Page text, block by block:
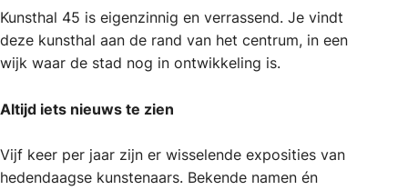
Kunsthal 45 is eigenzinnig en verrassend. Je vindt
deze kunsthal aan de rand van het centrum, in een
wijk waar de stad nog in ontwikkeling is.
Altijd iets nieuws te zien
Vijf keer per jaar zijn er wisselende exposities van
hedendaagse kunstenaars. Bekende namen én